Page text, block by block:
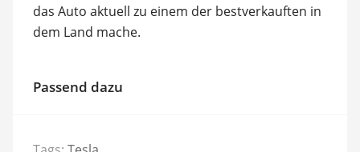
das Auto aktuell zu einem der bestverkauften in
dem Land mache.
Passend dazu